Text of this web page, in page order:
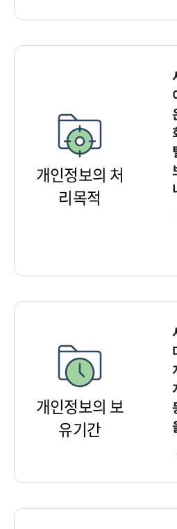
개인정보의 처
리목적
개인정보의 보
유기간